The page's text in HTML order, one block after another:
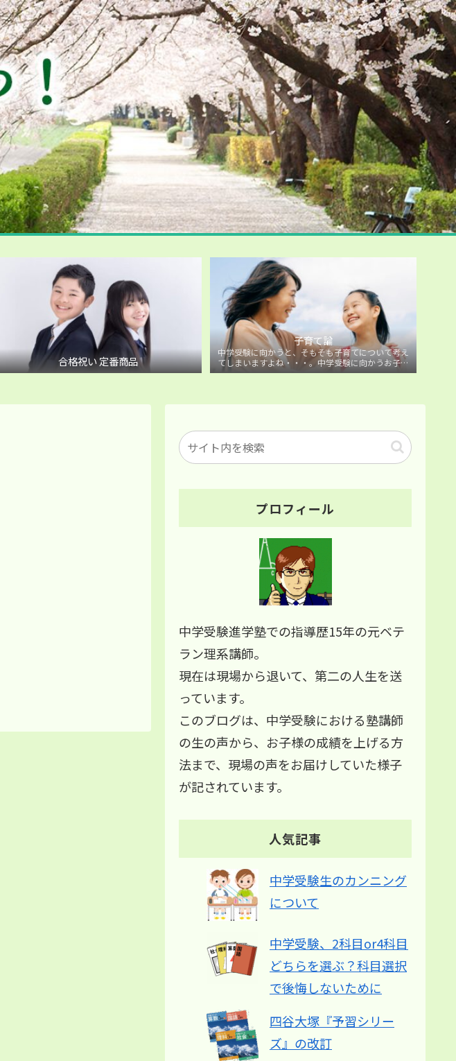
合格祝い 定番商品
子育て論
中学受験に向かうと、そもそも子育てについて考え
てしまいますよね・・・。中学受験に向かうお子様
を持つ保護者の方に向けた子育て論について。
プロフィール
中学受験進学塾での指導歴15年の元ベテ
ラン理系講師。
現在は現場から退いて、第二の人生を送
っています。
このブログは、中学受験における塾講師
の生の声から、お子様の成績を上げる方
法まで、現場の声をお届けしていた様子
が記されています。
人気記事
中学受験生のカンニング
について
中学受験、2科目or4科目
どちらを選ぶ？科目選択
で後悔しないために
四谷大塚『予習シリー
ズ』の改訂